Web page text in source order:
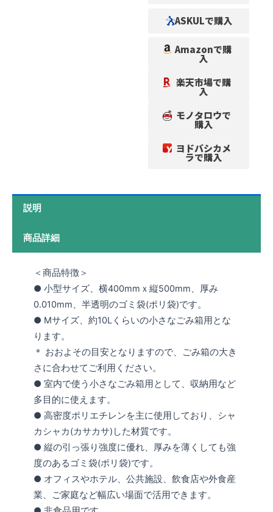
ASKULで購入
Amazonで購
入
楽天市場で購
入
モノタロウで
購入
ヨドバシカメ
ラで購入
説明
商品詳細
＜商品特徴＞
● 小型サイズ、横400mmｘ縦500mm、厚み
0.010mm、半透明のゴミ袋(ポリ袋)です。
● Mサイズ、約10Lくらいの小さなごみ箱用とな
ります。
＊ おおよその目安となりますので、ごみ箱の大き
さに合わせてご利用ください。
● 室内で使う小さなごみ箱用として、収納用など
多目的に使えます。
● 高密度ポリエチレンを主に使用しており、シャ
カシャカ(カサカサ)した材質です。
● 縦の引っ張り強度に優れ、厚みを薄くしても強
度のあるゴミ袋(ポリ袋)です。
● オフィスやホテル、公共施設、飲食店や外食産
業、ご家庭など幅広い場面で活用できます。